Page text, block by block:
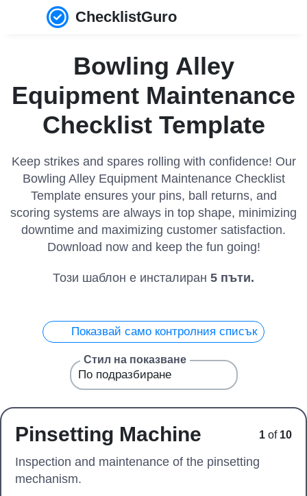
ChecklistGuro
Bowling Alley
Equipment Maintenance
Checklist Template
Keep strikes and spares rolling with confidence! Our
Bowling Alley Equipment Maintenance Checklist
Template ensures your pins, ball returns, and
scoring systems are always in top shape, minimizing
downtime and maximizing customer satisfaction.
Download now and keep the fun going!
Този шаблон е инсталиран 5 пъти.
Показвай само контролния списък
Стил на показване
Pinsetting Machine 1 of 10
Inspection and maintenance of the pinsetting
mechanism.